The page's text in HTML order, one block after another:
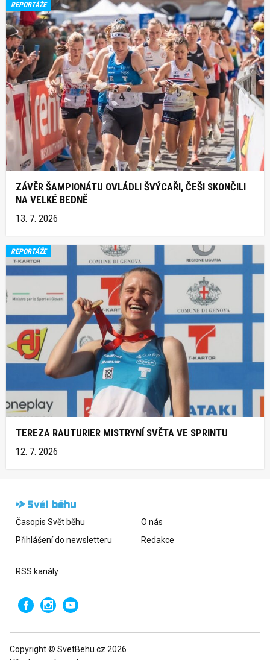
REPORTÁŽE
ZÁVĚR ŠAMPIONÁTU OVLÁDLI ŠVÝCAŘI, ČEŠI SKONČILI
NA VELKÉ BEDNĚ
13. 7. 2026
REPORTÁŽE
TEREZA RAUTURIER MISTRYNÍ SVĚTA VE SPRINTU
12. 7. 2026
Časopis Svět běhu
Přihlášení do newsletteru
O nás
Redakce
RSS kanály
Copyright © SvetBehu.cz 2026